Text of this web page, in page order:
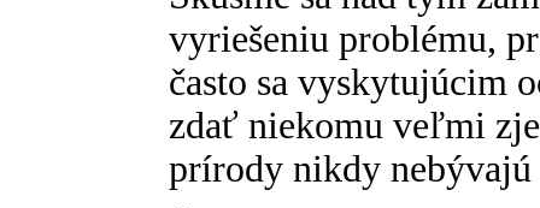
vyriešeniu problému,
často sa vyskytujúcim
zdať niekomu veľmi
prírody nikdy